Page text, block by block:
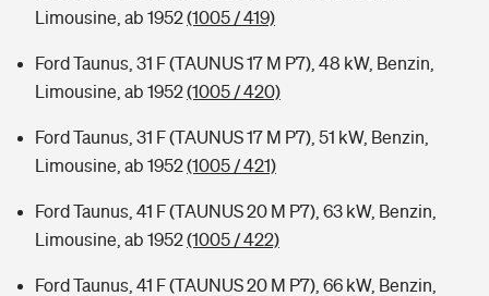
Limousine, ab 1952(1005 / 419)
Ford Taunus, 31 F (TAUNUS 17 M P7), 48 kW, Benzin,
Limousine, ab 1952(1005 / 420)
Ford Taunus, 31 F (TAUNUS 17 M P7), 51 kW, Benzin,
Limousine, ab 1952(1005 / 421)
Ford Taunus, 41 F (TAUNUS 20 M P7), 63 kW, Benzin,
Limousine, ab 1952(1005 / 422)
Ford Taunus, 41 F (TAUNUS 20 M P7), 66 kW, Benzin,